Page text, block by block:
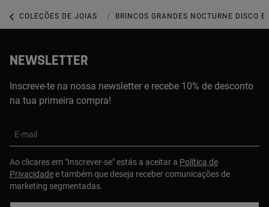
COLEÇÕES DE JOIAS COLEÇÃO TOUS NOCTURNE
BRINCOS GRANDES NOCTURNE DISCO
NEWSLETTER
Inscreve-te na nossa newsletter e recebe 10% de desconto
na tua primeira compra!
E-mail
Ao clicares em "Inscrever-se" estás a aceitar a Política de
Privacidadee também que deseja receber comunicações de
marketing segmentadas.